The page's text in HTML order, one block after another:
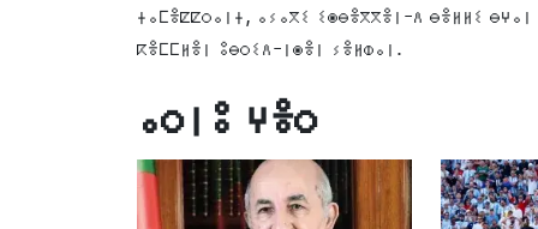
ⵜⴰⵎⴻⵇⵇⵔⴰⵏⵜ, ⴰⵢⴰⴳⵉ ⵉⵙⴱⴻⴳⴳⴻⵏ-ⴷ ⴱⴻⵍⵍⵉ
ⴽⴻⵎⵎⵍⴻⵏ ⵓⴱⵔⵉⴷ-ⵏⵙⴻⵏ ⵢⴻⵍⵀⴰⵏ.
ⴰⵔⵏⵓ ⵖⴻⵔ